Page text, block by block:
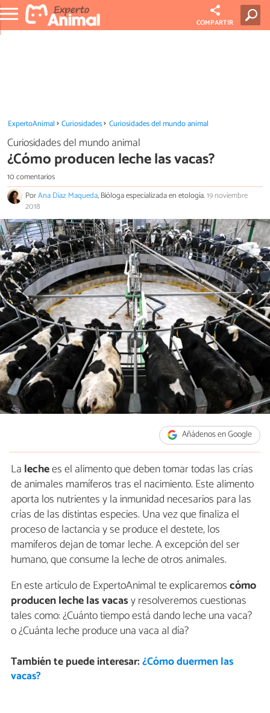
COMPARTIR
ExpertoAnimal Curiosidades Curiosidades del mundo animal
Curiosidades del mundo animal
¿Cómo producen leche las vacas?
10 comentarios
PorAna Diaz Maqueda, Bióloga especializada en etología.19 noviembre
2018
Añádenos en Google
La lechees el alimento que deben tomar todas las crías
de animales mamíferos tras el nacimiento. Este alimento
aporta los nutrientes y la inmunidad necesarios para las
crías de las distintas especies. Una vez que finaliza el
proceso de lactancia y se produce el destete, los
mamíferos dejan de tomar leche. A excepción del ser
humano, que consume la leche de otros animales.
En este artículo de ExpertoAnimal te explicaremoscómo
producen leche las vacasy resolveremos cuestionas
tales como: ¿Cuánto tiempo está dando leche una vaca?
o ¿Cuánta leche produce una vaca al día?
También te puede interesar:¿Cómo duermen las
vacas?